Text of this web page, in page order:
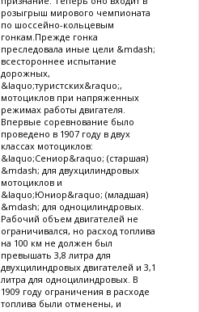
розыгрыш мирового чемпионата
по шоссейно-кольцевым
гонкам.Прежде гонка
преследовала иные цели &mdash;
всестороннее испытание
дорожных,
&laquo;туристских&raquo;,
мотоциклов при напряженных
режимах работы двигателя.
Впервые соревнование было
проведено в 1907 году в двух
классах мотоциклов:
&laquo;Сениор&raquo; (старшая)
&mdash; для двухцилиндровых
мотоциклов и
&laquo;Юниор&raquo; (младшая)
&mdash; для одноцилиндровых.
Рабочий объем двигателей не
ограничивался, но расход топлива
на 100 км не должен был
превышать 3,8 литра для
двухцилиндровых двигателей и 3,1
литра для одноцилиндровых. В
1909 году ограничения в расходе
топлива были отменены, и